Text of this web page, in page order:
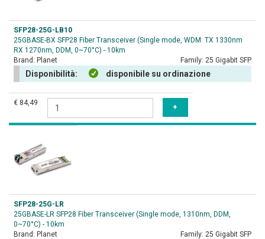
SFP28-25G-LB10
25GBASE-BX SFP28 Fiber Transceiver (Single mode, WDM: TX 1330nm
RX 1270nm, DDM, 0~70°C) - 10km
Brand: Planet Family: 25 Gigabit SFP
Disponibilità: disponibile su ordinazione
€ 84,49
SFP28-25G-LR
25GBASE-LR SFP28 Fiber Transceiver (Single mode, 1310nm, DDM,
0~70°C) - 10km
Brand: Planet Family: 25 Gigabit SFP